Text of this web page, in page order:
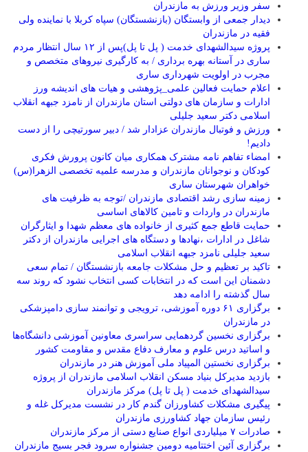
سفر وزیر ورزش به مازندران
دیدار جمعی از وابستگان (بازنشستگان) سپاه کربلا با نماینده ولی
فقیه در مازندران
پروژه سیدالشهدای خدمت ( پل تا پل)پس از ۱۲ سال انتظار مردم
ساری در آستانه بهره برداری / به کارگیری نیروهای متخصص و
مجرب در اولویت شهرداری ساری
اعلام حمایت فعالین علمی_پژوهشی و هیات های اندیشه ورز
ادارات و سازمان های دولتی استان مازندران از نامزد جبهه انقلاب
اسلامی دکتر سعید جلیلی
ورزش و فوتبال مازندران عزادار شد / دبیر سورتیچی را از دست
دادیم!
امضاء تفاهم نامه مشترک همکاری میان کانون پرورش فکری
کودکان و نوجوانان مازندران و مدرسه علمیه تخصصی الزهرا(س)
خواهران شهرستان ساری
زمینه سازی رشد اقتصادی مازندران /توجه به ظرفیت های
مازندران در واردات و تامین کالاهای اساسی
حمایت قاطع جمع کثیری از خانواده های معظم شهدا و ایثارگران
شاغل در ادارات ،نهادها و دستگاه های اجرایی مازندران از دکتر
سعید جلیلی نامزد جبهه انقلاب اسلامی
تاکید بر تعظیم و حل مشکلات جامعه بازنشستگان / تمام سعی
دشمنان این است که در انتخابات کسی انتخاب نشود که روند سه
سال گذشته را ادامه دهد
برگزاری ۶۱ دوره آموزشی، ترویجی و توانمند سازی دامپزشکی
در مازندران
برگزاری نخسین گردهمایی سراسری معاونین آموزشی دانشگاه‌ها
و اساتید درس علوم و معارف دفاع مقدس و مقاومت کشور
برگزاری نخستین المپیاد ملی آموزش هنر در مازندران
بازدید مدیرکل بنیاد مسکن انقلاب اسلامی مازندران از پروژه
سیدالشهدای خدمت ( پل تا پل) مرکز مازندران
پیگیری مشکلات کشاورزان گندم کار در نشست مدیرکل غله و
رئیس سازمان جهاد کشاورزی مازندران
صادرات ۷ میلیاردی انواع صنایع دستی از مرکز مازندران
برگزاری آئین اختتامیه دومین جشنواره سرود فجر بسیج مازندران